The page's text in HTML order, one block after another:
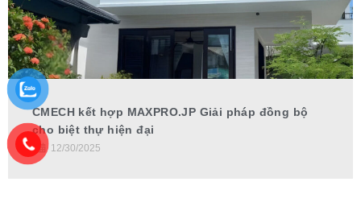
CMECH kết hợp MAXPRO.JP Giải pháp đồng bộ
cho biệt thự hiện đại
•
12/30/2025